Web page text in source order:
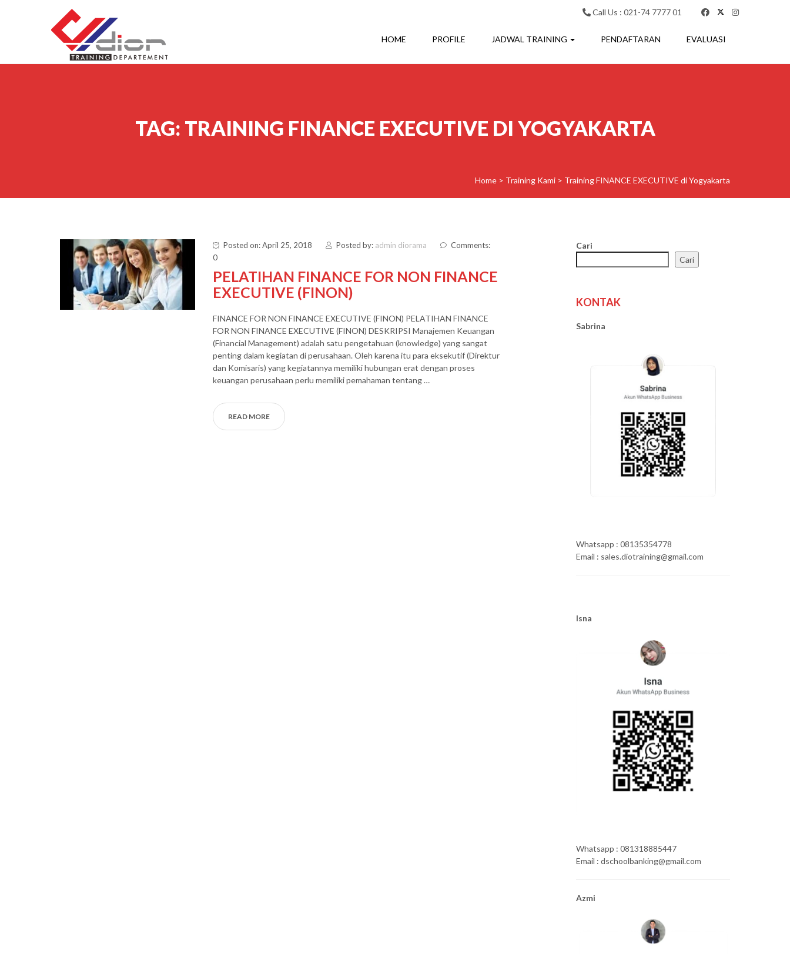
Call Us : 021-74 7777 01
HOME PROFILE JADWAL TRAINING PENDAFTARAN EVALUASI
TAG: TRAINING FINANCE EXECUTIVE DI YOGYAKARTA
Home > Training Kami > Training FINANCE EXECUTIVE di Yogyakarta
Posted on: April 25, 2018 Posted by: admin diorama
Comments:
0
PELATIHAN FINANCE FOR NON FINANCE
EXECUTIVE (FINON)
FINANCE FOR NON FINANCE EXECUTIVE (FINON) PELATIHAN FINANCE
FOR NON FINANCE EXECUTIVE (FINON) DESKRIPSI Manajemen Keuangan
(Financial Management) adalah satu pengetahuan (knowledge) yang sangat
penting dalam kegiatan di perusahaan. Oleh karena itu para eksekutif (Direktur
dan Komisaris) yang kegiatannya memiliki hubungan erat dengan proses
keuangan perusahaan perlu memiliki pemahaman tentang …
READ MORE
Cari
Cari
KONTAK
Sabrina
Whatsapp : 08135354778
Email : sales.diotraining@gmail.com
Isna
Whatsapp : 081318885447
Email : dschoolbanking@gmail.com
Azmi